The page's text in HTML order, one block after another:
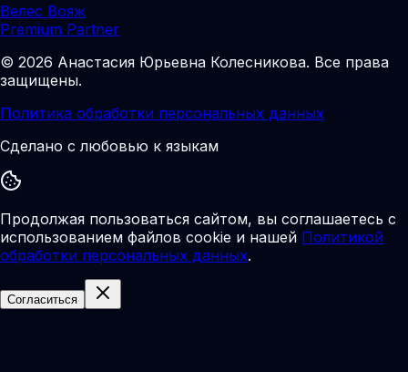
Велес Вояж
Premium Partner
© 2026 Анастасия Юрьевна Колесникова. Все права
защищены.
Политика обработки персональных данных
Сделано с любовью к языкам
Продолжая пользоваться сайтом, вы соглашаетесь с
использованием файлов cookie и нашей Политикой
обработки персональных данных.
Согласиться